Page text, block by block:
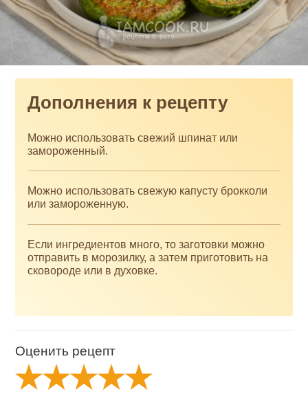
Дополнения к рецепту
Можно использовать свежий шпинат или
замороженный.
Можно использовать свежую капусту брокколи
или замороженную.
Если ингредиентов много, то заготовки можно
отправить в морозилку, а затем приготовить на
сковороде или в духовке.
Оценить рецепт